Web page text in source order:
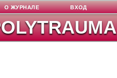
О ЖУРНАЛЕ ВХОД